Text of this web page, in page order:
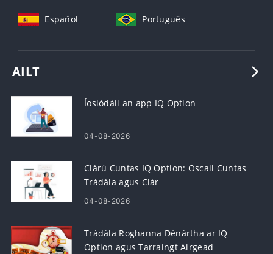
Español Português
AILT
Íoslódáil an app IQ Option
04-08-2026
Clárú Cuntas IQ Option: Oscail Cuntas
Trádála agus Clár
04-08-2026
Trádála Roghanna Dénártha ar IQ
Option agus Tarraingt Airgead